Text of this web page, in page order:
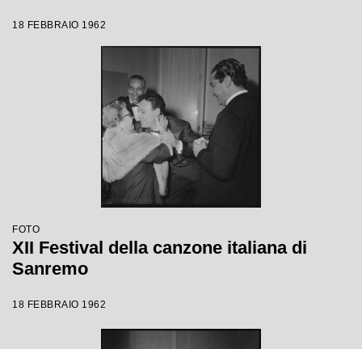
18 FEBBRAIO 1962
FOTO
XII Festival della canzone italiana di
Sanremo
18 FEBBRAIO 1962